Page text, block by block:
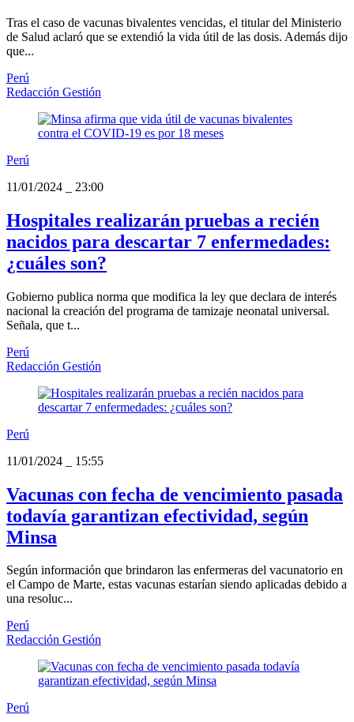
Tras el caso de vacunas bivalentes vencidas, el titular del Ministerio
de Salud aclaró que se extendió la vida útil de las dosis. Además dijo
que...
Perú
Redacción Gestión
Perú
11/01/2024
23:00
Hospitales realizarán pruebas a recién
nacidos para descartar 7 enfermedades:
¿cuáles son?
Gobierno publica norma que modifica la ley que declara de interés
nacional la creación del programa de tamizaje neonatal universal.
Señala, que t...
Perú
Redacción Gestión
Perú
11/01/2024
15:55
Vacunas con fecha de vencimiento pasada
todavía garantizan efectividad, según
Minsa
Según información que brindaron las enfermeras del vacunatorio en
el Campo de Marte, estas vacunas estarían siendo aplicadas debido a
una resoluc...
Perú
Redacción Gestión
Perú